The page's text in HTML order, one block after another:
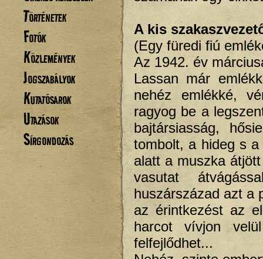
Történetek
Fotók
Közlemények
Jogszabályok
Kutatósarok
Utazások
Sírgondozás
A kis
(Egy füredi fiú
Az 1942. év
Lassan már
nehéz emlékké,
ragyog be a
bajtársiasság,
tombolt, a hideg s
alatt a muszka
vasutat
huszárszázad azt a
az érintkezést az
harcot vívjon
felfejlődhet...